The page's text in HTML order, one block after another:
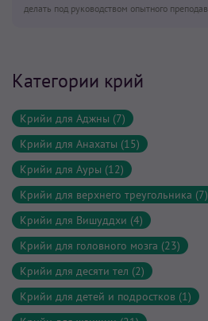
делать под руководством опытного
Категории крий
Крийи для Аджны (7)
Крийи для Анахаты (15)
Крийи для Ауры (12)
Крийи для верхнего треугольника (7)
Крийи для Вишуддхи (4)
Крийи для головного мозга (23)
Крийи для десяти тел (2)
Крийи для детей и подростков (1)